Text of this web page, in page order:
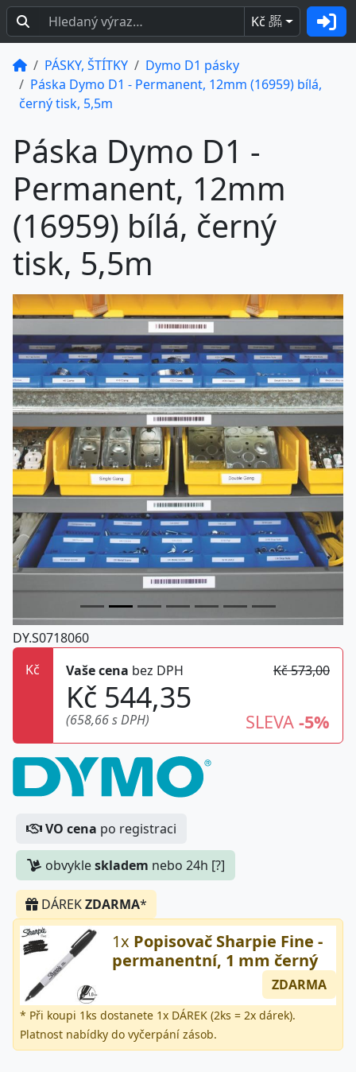
Kč BEZ
DPH
PÁSKY, ŠTÍTKY
Dymo D1 pásky
Páska Dymo D1 - Permanent, 12mm (16959) bílá,
černý tisk, 5,5m
Páska Dymo D1 -
Permanent, 12mm
(16959) bílá, černý
tisk, 5,5m
DY.S0718060
Kč
Vaše cena bez DPH Kč 573,00
Kč 544,35
(658,66 s DPH) SLEVA -5%
VO cena po registraci
obvykleskladem nebo 24h [?]
DÁREKZDARMA*
1x Popisovač Sharpie Fine -
permanentní, 1 mm černý
ZDARMA
* Při koupi 1ks dostanete 1x DÁREK (2ks = 2x dárek).
Platnost nabídky do vyčerpání zásob.